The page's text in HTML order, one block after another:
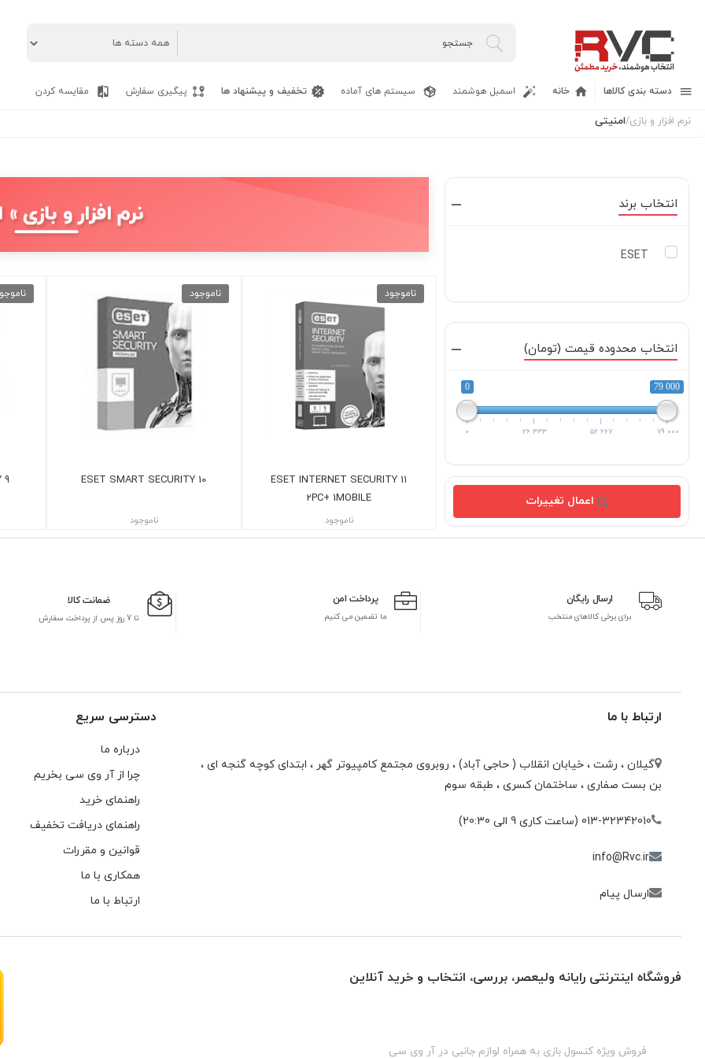
دسته بندی کالاها خانه اسمبل هوشمند سیستم های آماده تخفیف و پیشنهاد ها پیگیری سفارش مقایسه کردن
نرم افزار و بازی/امنیتی
انتخاب برند
ESET
انتخاب محدوده قیمت (تومان)
0 79 000
0 26 333 52 667 79 000
اعمال تغییرات
نرم افزار و بازی
ناموجود
ESET INTERNET SECURITY 11
2PC+ 1MOBILE
ناموجود
ناموجود
ESET SMART SECURITY 10
ناموجود
9
ارسال رایگان
برای برخی کالاهای منتخب
پرداخت امن
ما تضمین می کنیم
ضمانت کالا
تا 7 روز پس از پرداخت سفارش
ارتباط با ما
گیلان ، رشت ، خيابان انقلاب ( حاجی آباد) ، روبروی مجتمع كامپيوتر گهر ، ابتدای كوچه گنجه ای ،
بن بست صفاری ، ساختمان كسری ، طبقه سوم
013-32342010 (ساعت کاری 9 الی 20:30)
info@Rvc.ir
ارسال پیام
دسترسی سریع
درباره ما
چرا از آر وی سی بخریم
راهنمای خرید
راهنمای دریافت تخفیف
قوانین و مقررات
همکاری با ما
ارتباط با ما
فروشگاه اینترنتی رایانه ولیعصر، بررسی، انتخاب و خرید آنلاین
فروش ویژه کنسول بازی به همراه لوازم جانبی در آر وی سی هارهای اینترنال مخصوص دوربین